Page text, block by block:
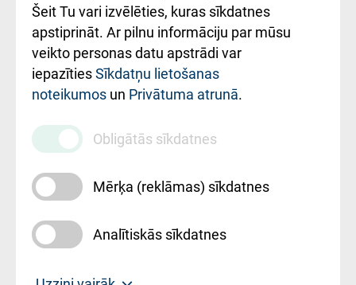
Rekvizīti un
ārstniecības
iestādes kods
010000234
Maksas
pakalpojumu
cenrādis
Šeit Tu vari izvēlēties, kuras sīkdatnes
apstiprināt. Ar pilnu informāciju par mūsu
veikto personas datu apstrādi var
iepazītiesSīkdatņu lietošanas
noteikumos un Privātuma atrunā.
Obligātās sīkdatnes
Mērķa (reklāmas) sīkdatnes
Analītiskās sīkdatnes